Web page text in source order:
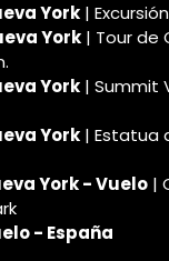
York |
York | Tour de
York | Summit
York | Estatua
York - Vuelo |
- España